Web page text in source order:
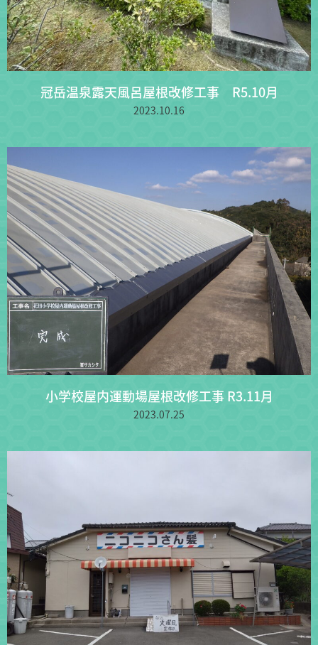
冠岳温泉露天風呂屋根改修工事 R5.10月
2023.10.16
小学校屋内運動場屋根改修工事 R3.11月
2023.07.25